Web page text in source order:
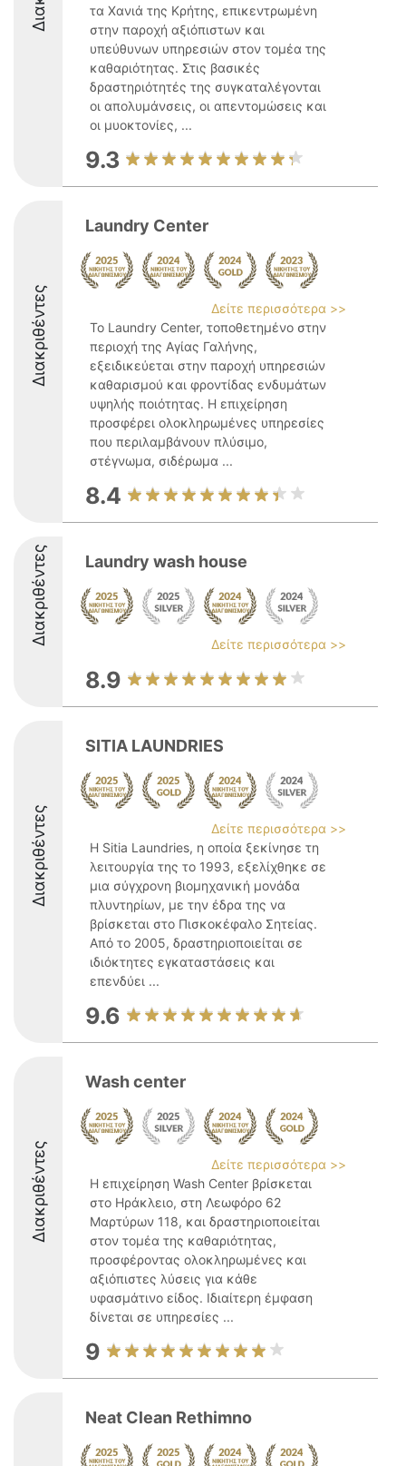
τα Χανιά της Κρήτης, επικεντρωμένη
στην παροχή αξιόπιστων και
υπεύθυνων υπηρεσιών στον τομέα της
καθαριότητας. Στις βασικές
δραστηριότητές της συγκαταλέγονται
οι απολυμάνσεις, οι απεντομώσεις και
οι μυοκτονίες, ...
9.3
Διακριθέντες
Laundry Center
Δείτε περισσότερα >>
Το Laundry Center, τοποθετημένο στην
περιοχή της Αγίας Γαλήνης,
εξειδικεύεται στην παροχή υπηρεσιών
καθαρισμού και φροντίδας ενδυμάτων
υψηλής ποιότητας. Η επιχείρηση
προσφέρει ολοκληρωμένες υπηρεσίες
που περιλαμβάνουν πλύσιμο,
στέγνωμα, σιδέρωμα ...
8.4
Διακριθέντες Laundry wash house
Δείτε περισσότερα >>
8.9
Διακριθέντες
SITIA LAUNDRIES
Δείτε περισσότερα >>
Η Sitia Laundries, η οποία ξεκίνησε τη
λειτουργία της το 1993, εξελίχθηκε σε
μια σύγχρονη βιομηχανική μονάδα
πλυντηρίων, με την έδρα της να
βρίσκεται στο Πισκοκέφαλο Σητείας.
Από το 2005, δραστηριοποιείται σε
ιδιόκτητες εγκαταστάσεις και
επενδύει ...
9.6
Διακριθέντες
Wash center
Δείτε περισσότερα >>
Η επιχείρηση Wash Center βρίσκεται
στο Ηράκλειο, στη Λεωφόρο 62
Μαρτύρων 118, και δραστηριοποιείται
στον τομέα της καθαριότητας,
προσφέροντας ολοκληρωμένες και
αξιόπιστες λύσεις για κάθε
υφασμάτινο είδος. Ιδιαίτερη έμφαση
δίνεται σε υπηρεσίες ...
9
Neat Clean Rethimno